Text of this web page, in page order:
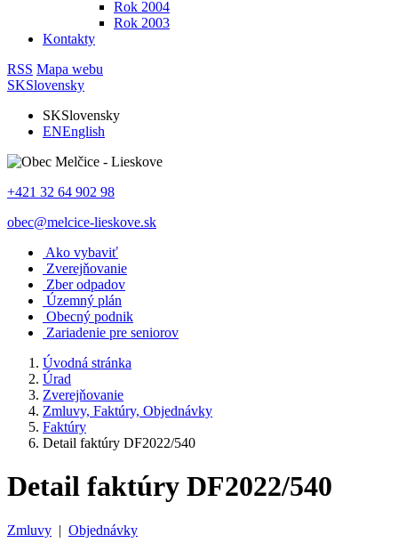
Rok 2004
Rok 2003
Kontakty
RSS Mapa webu
SKSlovensky
SKSlovensky
ENEnglish
+421 32 64 902 98
obec@melcice-lieskove.sk
Ako vybaviť
Zverejňovanie
Zber odpadov
Územný plán
Obecný podnik
Zariadenie pre seniorov
Úvodná stránka
Úrad
Zverejňovanie
Zmluvy, Faktúry, Objednávky
Faktúry
Detail faktúry DF2022/540
Detail faktúry DF2022/540
Zmluvy | Objednávky